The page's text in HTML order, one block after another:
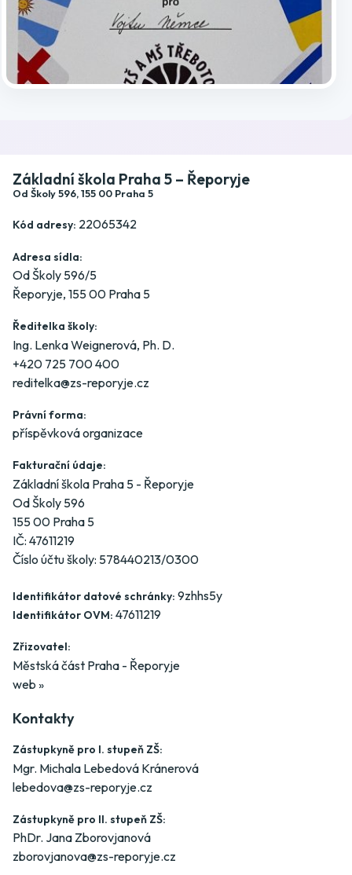
Základní škola Praha 5 – Řeporyje
Od Školy 596, 155 00 Praha 5
Kód adresy: 22065342
Adresa sídla:
Od Školy 596/5
Řeporyje, 155 00 Praha 5
Ředitelka školy:
Ing. Lenka Weignerová, Ph. D.
+420 725 700 400
reditelka@zs-reporyje.cz
Právní forma:
příspěvková organizace
Fakturační údaje:
Základní škola Praha 5 - Řeporyje
Od Školy 596
155 00 Praha 5
IČ: 47611219
Číslo účtu školy: 578440213/0300
Identifikátor datové schránky: 9zhhs5y
Identifikátor OVM: 47611219
Zřizovatel:
Městská část Praha - Řeporyje
web »
Kontakty
Zástupkyně pro I. stupeň ZŠ:
Mgr. Michala Lebedová Kránerová
lebedova@zs-reporyje.cz
Zástupkyně pro II. stupeň ZŠ:
PhDr. Jana Zborovjanová
zborovjanova@zs-reporyje.cz